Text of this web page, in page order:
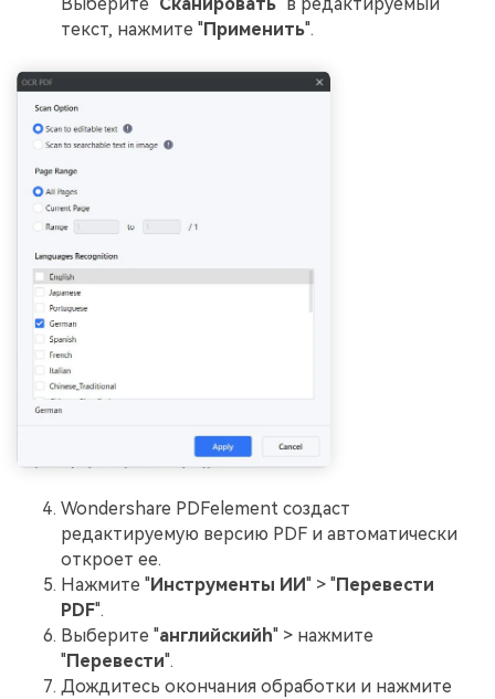
текст, нажмите "Применить".
Wondershare PDFelement создаст
редактируемую версию PDF и автоматически
откроет ее.
Нажмите "Инструменты ИИ" > "Перевести
PDF".
Выберите "английскийh" > нажмите
"Перевести".
Дождитесь окончания обработки и нажмите